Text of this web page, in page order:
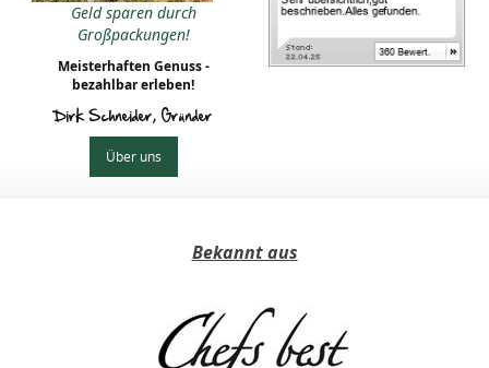
Geld sparen durch
Großpackungen!
Meisterhaften Genuss -
bezahlbar erleben!
Dirk Schneider, Gründer
Über uns
Bekannt aus